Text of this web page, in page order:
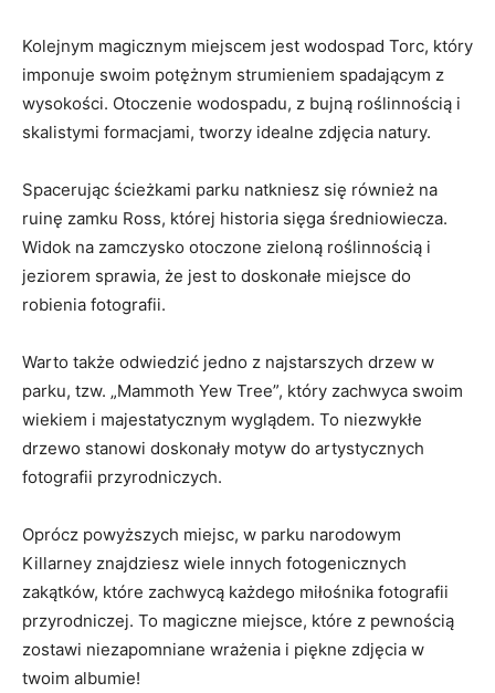
Kolejnym magicznym miejscem jest wodospad Torc,‌ który
imponuje⁣ swoim potężnym‍ strumieniem spadającym⁢ z
wysokości. Otoczenie‌ wodospadu, z bujną roślinnością i
skalistymi formacjami, tworzy idealne zdjęcia natury.
Spacerując ścieżkami parku natkniesz się również na
ruinę‍ zamku ​Ross, której historia sięga średniowiecza.
Widok na zamczysko otoczone zieloną roślinnością i
jeziorem ⁤sprawia, że ⁣jest to doskonałe​ miejsce do⁤
robienia fotografii.
Warto także odwiedzić jedno z‍ najstarszych drzew w
parku, tzw. „Mammoth Yew‍ Tree”, ⁣który zachwyca swoim ​
wiekiem⁤ i majestatycznym ​wyglądem. To niezwykłe
drzewo ⁣stanowi doskonały motyw ‍do artystycznych
fotografii przyrodniczych.
Oprócz powyższych miejsc, w parku narodowym
Killarney znajdziesz‍ wiele innych fotogenicznych
zakątków, które zachwycą każdego miłośnika fotografii
przyrodniczej.​ To‌ magiczne⁤ miejsce, które z pewnością
‌zostawi ‌niezapomniane ‍wrażenia i piękne ⁤zdjęcia w
twoim albumie!